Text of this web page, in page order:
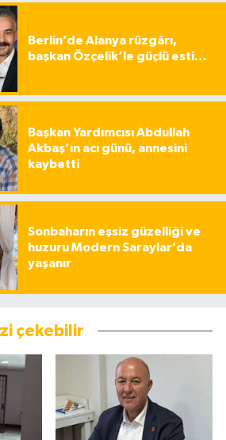
Berlin’de Alanya rüzgârı,
başkan Özçelik’le güçlü esti…
Başkan Yardımcısı Abdullah
Akbaş’ın acı günü, annesini
kaybetti
Sonbaharın eşsiz güzelliği ve
huzuru Modern Saraylar’da
yaşanır
çekebilir